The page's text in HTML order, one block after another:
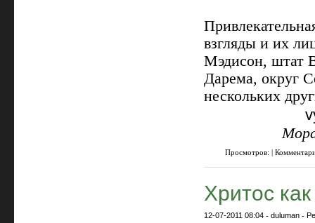
взгляды и их
Мэдисон, штат
Дарема, округ
нескольких
Просмотров: |
Хритос
12-07-2011 08:04 -duluman -